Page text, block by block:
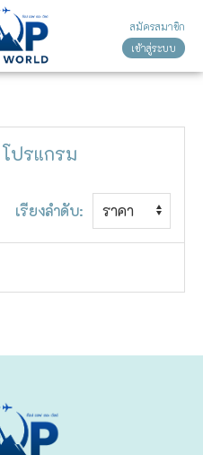
สมัครสมาชิก
เข้าสู่ระบบ
โปรแกรม
เรียงลำดับ: